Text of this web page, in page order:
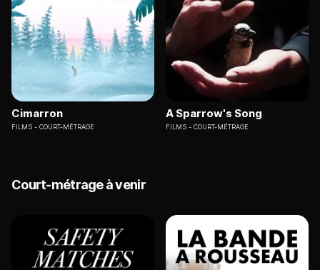
Cimarron
FILMS COURT-MÉTRAGE
A Sparrow's Song
FILMS COURT-MÉTRAGE
Court-métrage à venir